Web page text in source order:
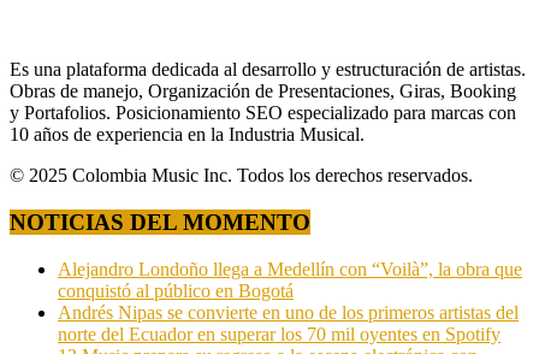
Es una plataforma dedicada al desarrollo y estructuración de artistas.
Obras de manejo, Organización de Presentaciones, Giras, Booking
y Portafolios. Posicionamiento SEO especializado para marcas con
10 años de experiencia en la Industria Musical.
© 2025 Colombia Music Inc. Todos los derechos reservados.
NOTICIAS DEL MOMENTO
Alejandro Londoño llega a Medellín con “Voilà”, la obra que
conquistó al público en Bogotá
Andrés Nipas se convierte en uno de los primeros artistas del
norte del Ecuador en superar los 70 mil oyentes en Spotify